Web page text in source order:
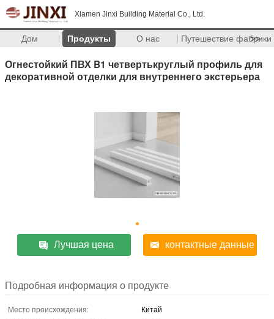
Xiamen Jinxi Building Material Co., Ltd.
Дом Продукты О нас Путешествие фабрики
>>
Огнестойкий ПВХ B1 четвертькруглый профиль для
декоративной отделки для внутреннего экстерьера
Лучшая цена контактные данные
Подробная информация о продукте
Место происхождения:
Китай